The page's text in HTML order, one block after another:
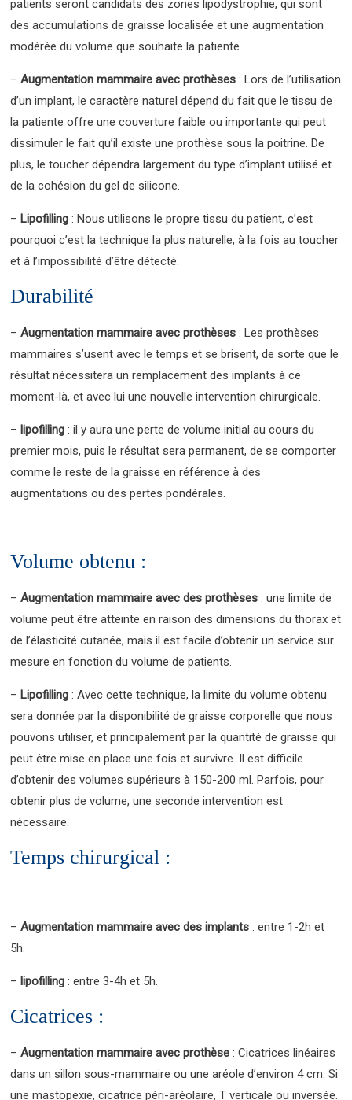
patients seront candidats des zones lipodystrophie, qui sont
des accumulations de graisse localisée et une augmentation
modérée du volume que souhaite la patiente.
–Augmentation mammaire avec prothèses: Lors de l’utilisation
d’un implant, le caractère naturel dépend du fait que le tissu de
la patiente offre une couverture faible ou importante qui peut
dissimuler le fait qu’il existe une prothèse sous la poitrine. De
plus, le toucher dépendra largement du type d’implant utilisé et
de la cohésion du gel de silicone.
– Lipofilling : Nous utilisons le propre tissu du patient, c’est
pourquoi c’est la technique la plus naturelle, à la fois au toucher
et à l’impossibilité d’être détecté.
Durabilité
–Augmentation mammaire avec prothèses : Les prothèses
mammaires s’usent avec le temps et se brisent, de sorte que le
résultat nécessitera un remplacement des implants à ce
moment-là, et avec lui une nouvelle intervention chirurgicale.
– lipofilling : il y aura une perte de volume initial au cours du
premier mois, puis le résultat sera permanent, de se comporter
comme le reste de la graisse en référence à des
augmentations ou des pertes pondérales.
Volume obtenu :
–Augmentation mammaire avec des prothèses : une limite de
volume peut être atteinte en raison des dimensions du thorax et
de l’élasticité cutanée, mais il est facile d’obtenir un service sur
mesure en fonction du volume de patients.
– Lipofilling : Avec cette technique, la limite du volume obtenu
sera donnée par la disponibilité de graisse corporelle que nous
pouvons utiliser, et principalement par la quantité de graisse qui
peut être mise en place une fois et survivre. Il est difficile
d’obtenir des volumes supérieurs à 150-200 ml. Parfois, pour
obtenir plus de volume, une seconde intervention est
nécessaire.
Temps chirurgical :
–Augmentation mammaire avec des implants : entre 1-2h et
5h.
– lipofilling : entre 3-4h et 5h.
Cicatrices :
–Augmentation mammaire avec prothèse : Cicatrices linéaires
dans un sillon sous-mammaire ou une aréole d’environ 4 cm. Si
une mastopexie, cicatrice péri-aréolaire, T verticale ou inversée.